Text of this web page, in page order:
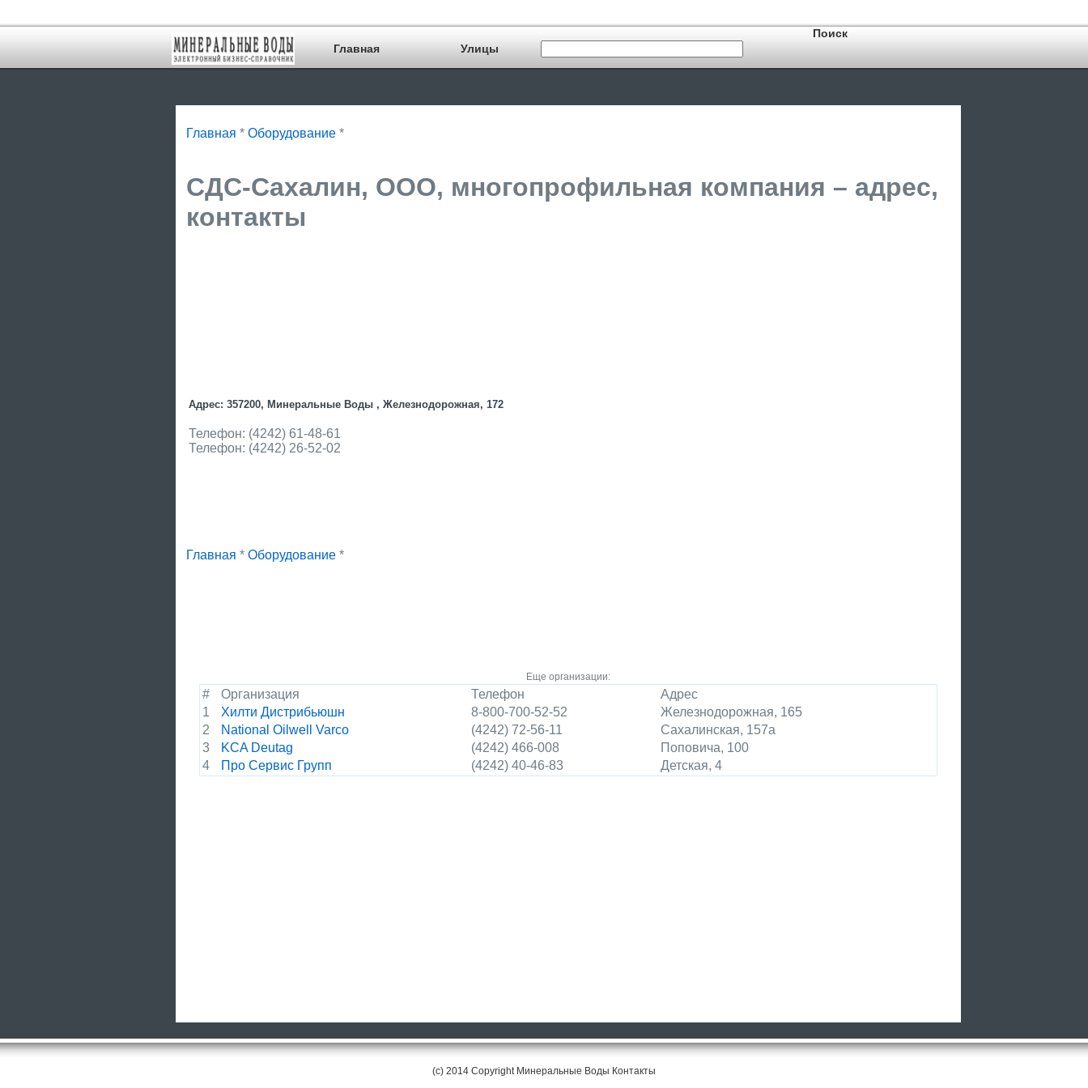
Главная Улицы
Главная * Оборудование *
СДС-Сахалин, ООО, многопрофильная компания – адрес,
контакты
Адрес: 357200, Минеральные Воды , Железнодорожная, 172
Телефон: (4242) 61-48-61
Телефон: (4242) 26-52-02
Главная * Оборудование *
Еще организации:
# Организация Телефон
Адрес
1
Хилти Дистрибьюшн 8-800-700-52-52
Железнодорожная, 165
2
National Oilwell Varco (4242) 72-56-11
Сахалинская, 157а
3
KCA Deutag (4242) 466-008
Поповича, 100
4
Про Сервис Групп (4242) 40-46-83 Детская, 4
(c) 2014 Copyright Минеральные Воды Контакты